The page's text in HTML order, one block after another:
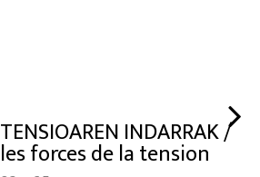
TENSIOAREN INDARRAK /
les forces de la tension